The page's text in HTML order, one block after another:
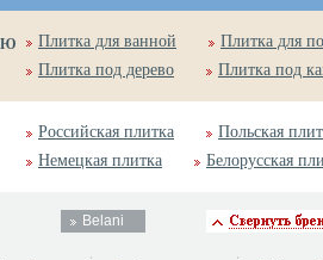
Плитка для ванной
Плитка для
Плитка под дерево
Плитка под
Российская плитка
Польская
Немецкая плитка
Белорусская
Belani